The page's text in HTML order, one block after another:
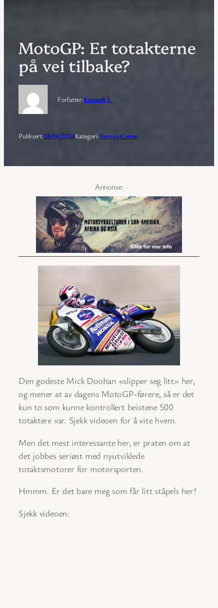
MotoGP: Er totakterne
på vei tilbake?
Forfatter:Kenneth J.
Publisert:08/06/2024Kategori:Kennys Corner
Den godeste Mick Doohan «slipper seg litt» her,
og mener at av dagens MotoGP-førere, så er det
kun to som kunne kontrollert beistene 500
totaktere var. Sjekk videoen for å vite hvem.
Men det mest interessante her, er praten om at
det jobbes seriøst med nyutviklede
totaktsmotorer for motorsporten.
Hmmm. Er det bare meg som får litt ståpels her?
Sjekk videoen: